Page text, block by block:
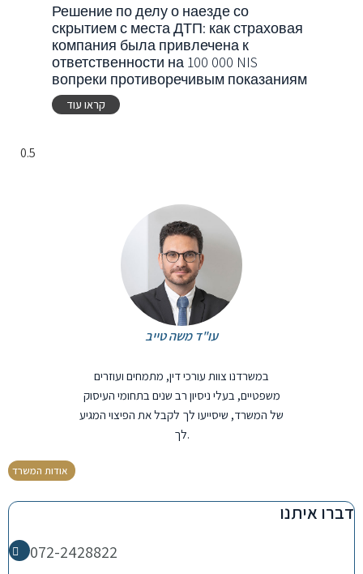
Решение по делу о наезде со
скрытием с места ДТП: как страховая
компания была привлечена к
ответственности на 100 000 NIS
вопреки противоречивым показаниям
קראו עוד
עו"ד משה טייב
במשרדנו צוות עורכי דין, מתמחים ועוזרים
משפטיים, בעלי ניסיון רב שנים בתחומי העיסוק
של המשרד, שיסייעו לך לקבל את הפיצוי המגיע
לך.
אודות המשרד
דברו איתנו
072-2428822